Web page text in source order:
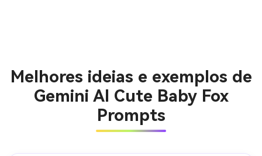
Melhores ideias e exemplos de
Gemini AI Cute Baby Fox
Prompts